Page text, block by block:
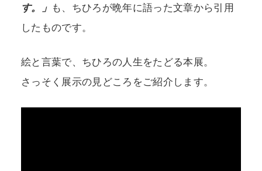
す。」 も、ちひろが晩年に語った文章から引用
したものです。
絵と言葉で、ちひろの人生をたどる本展。
さっそく展示の見どころをご紹介します。